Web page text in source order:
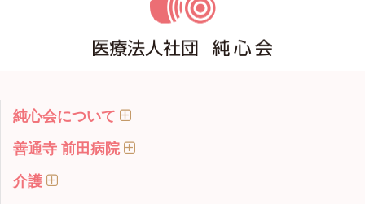
純心会について
善通寺 前田病院
介護